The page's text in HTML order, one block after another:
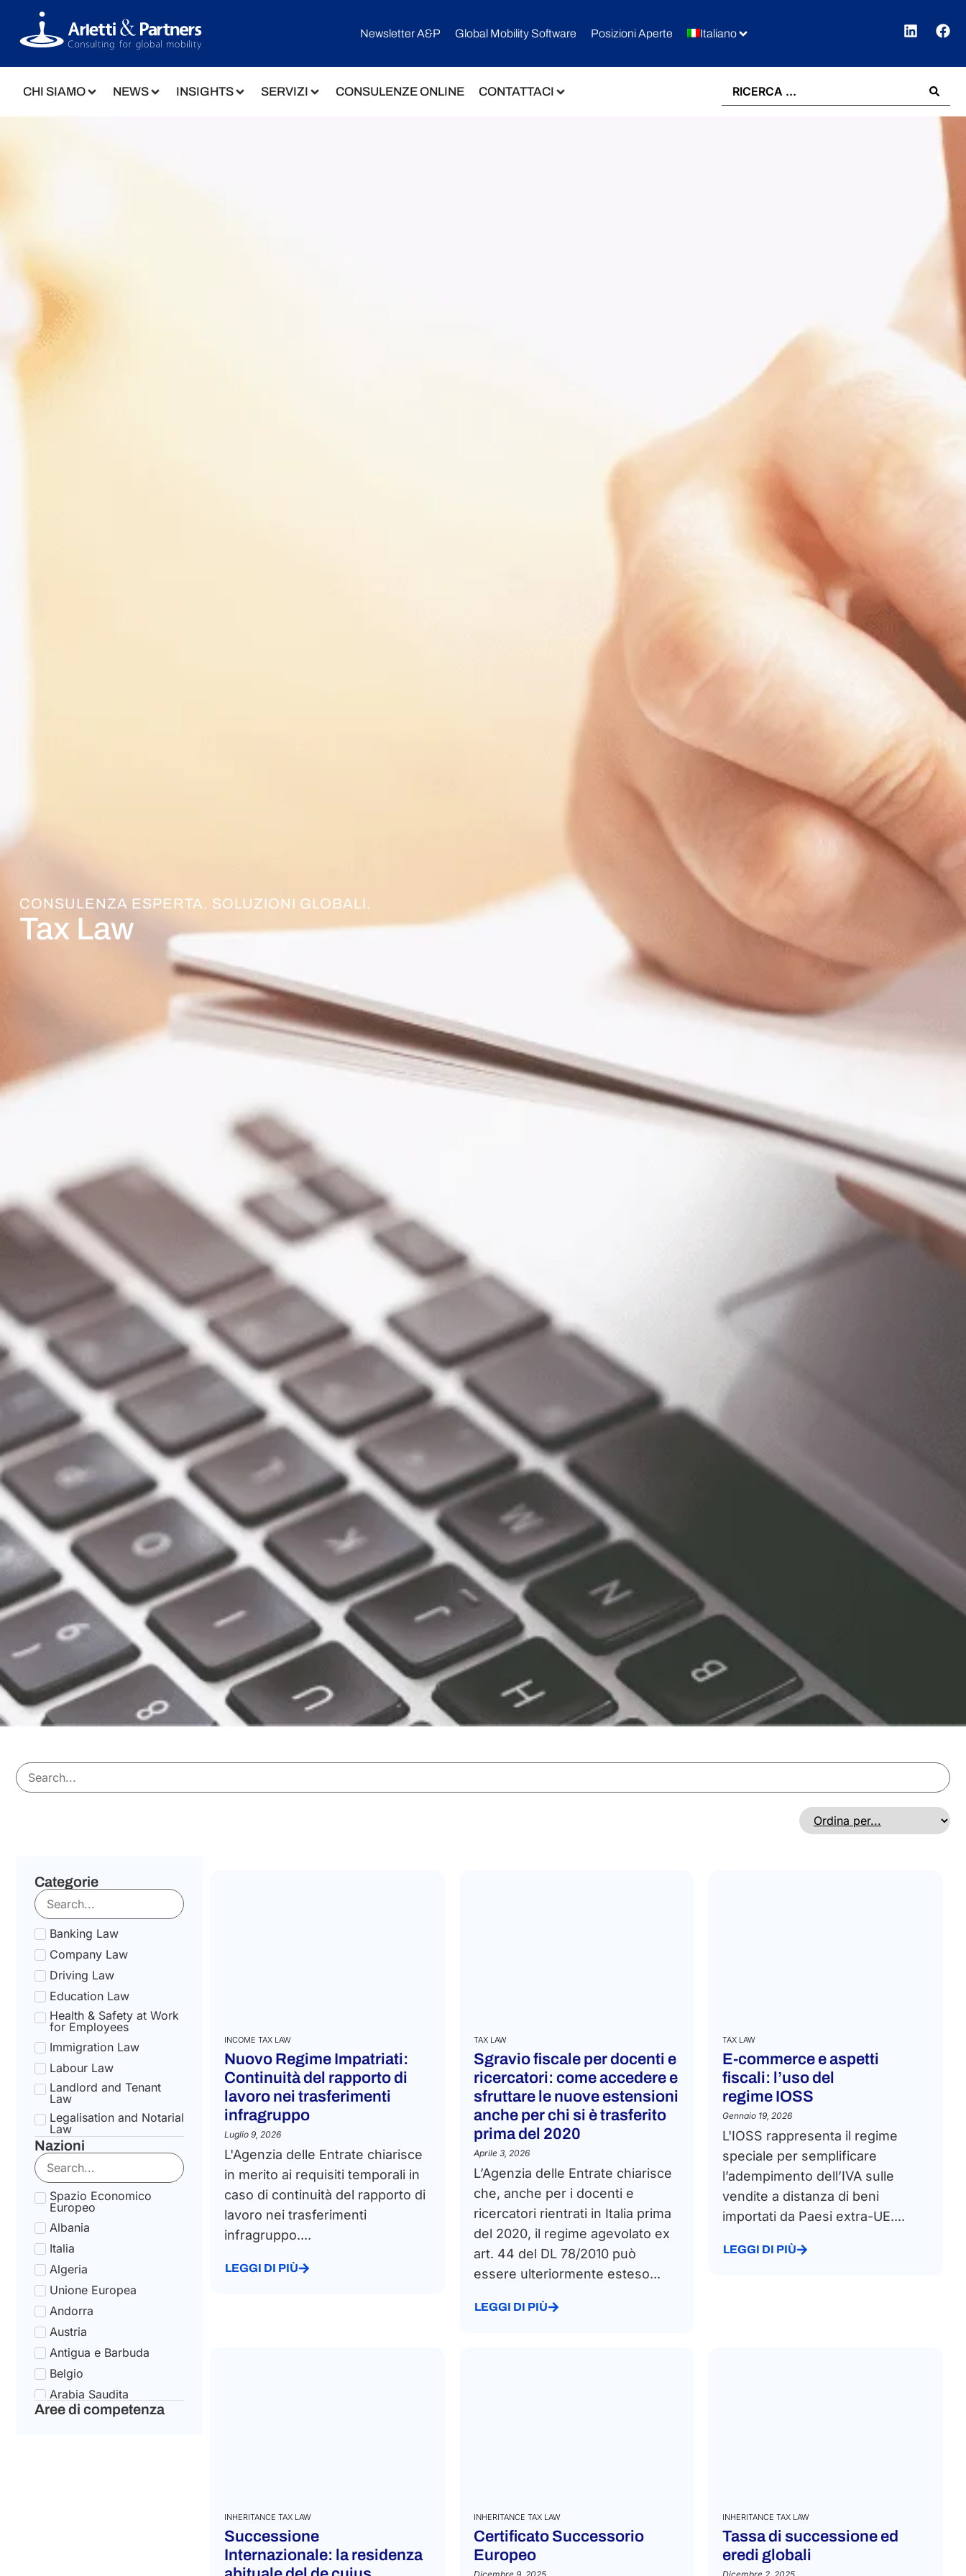
Newsletter A&P Global Mobility Software​ Posizioni Aperte Italiano
CHI SIAMO NEWS INSIGHTS SERVIZI CONSULENZE ONLINE CONTATTACI
CONSULENZA ESPERTA. SOLUZIONI GLOBALI.
Tax Law
Categorie
Banking Law
Company Law
Driving Law
Education Law
Health & Safety at Work
for Employees
Immigration Law
Labour Law
Landlord and Tenant
Law
Legalisation and Notarial
Law
National Health Service
State pension Law
Tax Law
Uncategorized
Tax Code Individuals
Nazioni
Spazio Economico
Europeo
Albania
Italia
Algeria
Unione Europea
Andorra
Austria
Antigua e Barbuda
Belgio
Arabia Saudita
Bulgaria
Aree di competenza
INCOME TAX LAW
Nuovo Regime Impatriati:
Continuità del rapporto di
lavoro nei trasferimenti
infragruppo
Luglio 9, 2026
L'Agenzia delle Entrate chiarisce
in merito ai requisiti temporali in
caso di continuità del rapporto di
lavoro nei trasferimenti
infragruppo....
LEGGI DI PIÙ
TAX LAW
Sgravio fiscale per docenti e
ricercatori: come accedere e
sfruttare le nuove estensioni
anche per chi si è trasferito
prima del 2020
Aprile 3, 2026
L’Agenzia delle Entrate chiarisce
che, anche per i docenti e
ricercatori rientrati in Italia prima
del 2020, il regime agevolato ex
art. 44 del DL 78/2010 può
essere ulteriormente esteso...
LEGGI DI PIÙ
TAX LAW
E-commerce e aspetti
fiscali: l’uso del
regime IOSS
Gennaio 19, 2026
L'IOSS rappresenta il regime
speciale per semplificare
l’adempimento dell’IVA sulle
vendite a distanza di beni
importati da Paesi extra-UE....
LEGGI DI PIÙ
INHERITANCE TAX LAW
Successione
Internazionale: la residenza
INHERITANCE TAX LAW
Certificato Successorio
Europeo
INHERITANCE TAX LAW
Tassa di successione ed
eredi globali